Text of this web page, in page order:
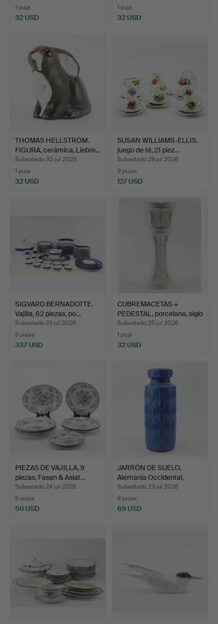
1 puja
32 USD
1 puja
32 USD
THOMAS HELLSTRÖM.
FIGURA, cerámica, Liebre…
Subastado 30 jul 2026
1 puja
32 USD
SUSAN WILLIAMS-ELLIS.
juego de té, 21 piez…
Subastado 29 jul 2026
9 pujas
127 USD
SIGVARD BERNADOTTE.
Vajilla, 62 piezas, po…
Subastado 29 jul 2026
5 pujas
337 USD
CUBREMACETAS +
PEDESTAL, porcelana, siglo
…
Subastado 25 jul 2026
1 puja
32 USD
PIEZAS DE VAJILLA, 9
piezas, Fasan & Asiat…
Subastado 24 jul 2026
6 pujas
50 USD
JARRÓN DE SUELO,
Alemania Occidental,
déca…
Subastado 23 jul 2026
9 pujas
69 USD